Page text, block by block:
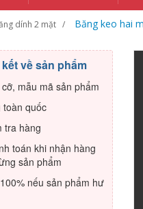
dính 2 mặt Băng keo hai
về sản phẩm
mẫu mã sản phẩm
toàn quốc
tra hàng
toán khi nhận hàng
sản phẩm
nếu sản phẩm hư